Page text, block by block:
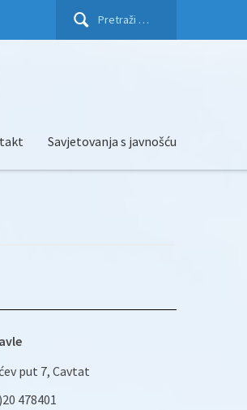
Pretraži:
Savjetovanja s javnošću
put 7, Cavtat
478401